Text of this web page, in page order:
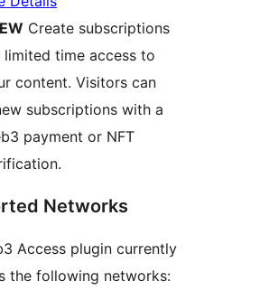
Create subscriptions
time access to
content. Visitors can
subscriptions with a
payment or NFT
Networks
Access plugin currently
the following networks: